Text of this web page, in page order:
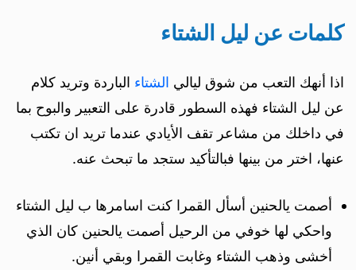
كلمات عن ليل الشتاء
اذا أنهك التعب من شوق ليالي الشتاء الباردة وتريد كلام
عن ليل الشتاء فهذه السطور قادرة على التعبير والبوح بما
في داخلك من مشاعر تقف الأيادي عندما تريد ان تكتب
عنها، اختر من بينها فبالتأكيد ستجد ما تبحث عنه.
أصمت يالحنين أسأل القمرا كنت اسامرها ب ليل الشتاء
واحكي لها خوفي من الرحيل أصمت يالحنين كان الذي
أخشى وذهب الشتاء وغابت القمرا وبقي أنين.